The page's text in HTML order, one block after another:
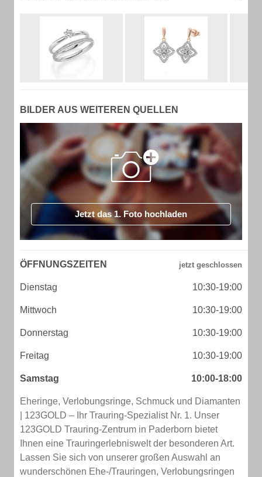
BILDER AUS WEITEREN QUELLEN
Jetzt das 1. Foto hochladen
ÖFFNUNGSZEITEN
Dienstag 10:30-19:00
Mittwoch 10:30-19:00
Donnerstag 10:30-19:00
Freitag 10:30-19:00
Samstag 10:00-18:00
Eheringe, Verlobungsringe, Schmuck und Diamanten
| 123GOLD – Ihr Trauring-Spezialist Nr. 1. Unser
123GOLD Trauring-Zentrum in Paderborn bietet
Ihnen eine Trauringerlebniswelt der besonderen Art.
Lassen Sie sich von unserer großen Auswahl an
wunderschönen Ehe-/Trauringen, Verlobungsringen